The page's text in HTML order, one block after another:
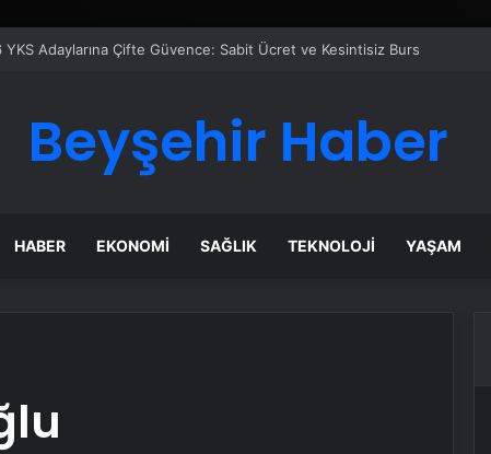
YKS Adaylarına Çifte Güvence: Sabit Ücret ve Kesintisiz Burs
Beyşehir Haber
HABER EKONOMI SAĞLIK TEKNOLOJI YAŞAM